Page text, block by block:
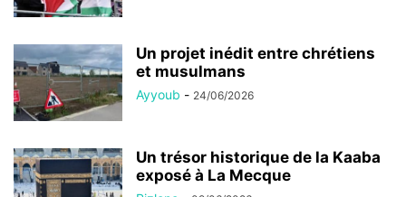
Un projet inédit entre chrétiens
et musulmans
Ayyoub - 24/06/2026
Un trésor historique de la Kaaba
exposé à La Mecque